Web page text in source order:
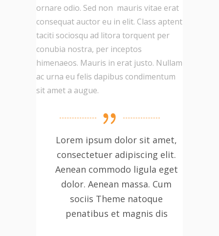
ornare odio. Sed non mauris vitae erat
consequat auctor eu in elit. Class aptent
taciti sociosqu ad litora torquent per
conubia nostra, per inceptos
himenaeos. Mauris in erat justo. Nullam
ac urna eu felis dapibus condimentum
sit amet a augue.
Lorem ipsum dolor sit amet,
consectetuer adipiscing elit.
Aenean commodo ligula eget
dolor. Aenean massa. Cum
sociis Theme natoque
penatibus et magnis dis